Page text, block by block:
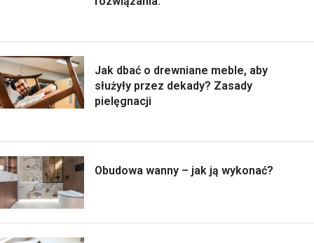
Jak dbać o drewniane meble, aby
służyły przez dekady? Zasady
pielęgnacji
Obudowa wanny – jak ją wykonać?